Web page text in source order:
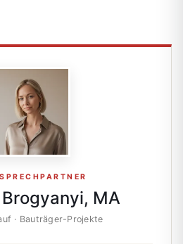
MA
· Bauträger-Projekte